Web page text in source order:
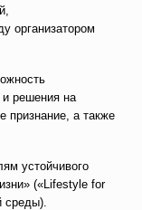
организатором
и решения на
признание, а также
устойчивого
(«Lifestyle for
среды).